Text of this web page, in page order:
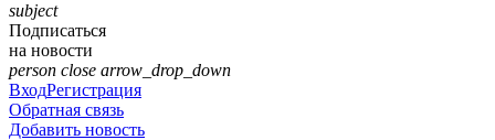
subject
Подписаться
на новости
person close arrow_drop_down
ВходРегистрация
Обратная связь
Добавить новость